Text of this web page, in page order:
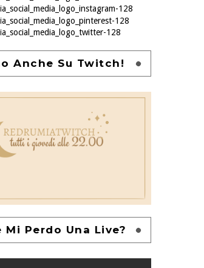
Anche Su Twitch!
Mi Perdo Una Live?